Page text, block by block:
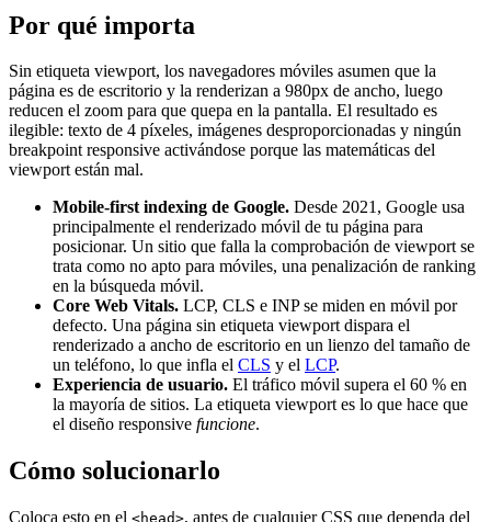
Por qué importa
Sin etiqueta viewport, los navegadores móviles asumen que la
página es de escritorio y la renderizan a 980px de ancho, luego
reducen el zoom para que quepa en la pantalla. El resultado es
ilegible: texto de 4 píxeles, imágenes desproporcionadas y ningún
breakpoint responsive activándose porque las matemáticas del
viewport están mal.
Mobile-first indexing de Google. Desde 2021, Google usa
principalmente el renderizado móvil de tu página para
posicionar. Un sitio que falla la comprobación de viewport se
trata como no apto para móviles, una penalización de ranking
en la búsqueda móvil.
Core Web Vitals. LCP, CLS e INP se miden en móvil por
defecto. Una página sin etiqueta viewport dispara el
renderizado a ancho de escritorio en un lienzo del tamaño de
un teléfono, lo que infla el CLS y el LCP.
Experiencia de usuario. El tráfico móvil supera el 60 % en
la mayoría de sitios. La etiqueta viewport es lo que hace que
el diseño responsive funcione.
Cómo solucionarlo
Coloca esto en el <head>, antes de cualquier CSS que dependa del